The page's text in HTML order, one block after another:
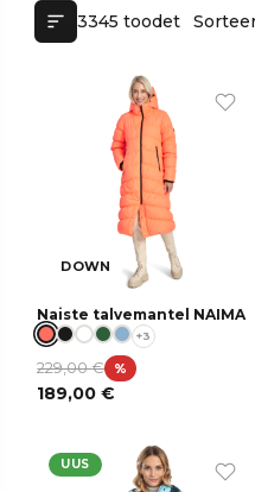
3345 toodet
DOWN
Naiste talvemantel NAIMA
+3
229,00€ %
189,00€
UUS